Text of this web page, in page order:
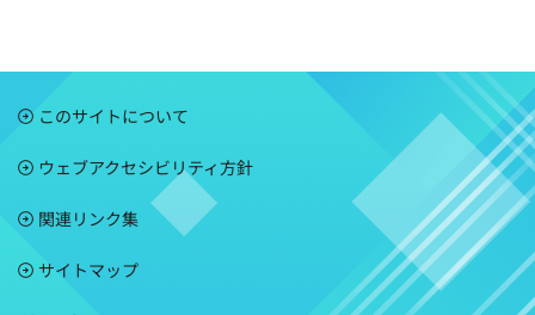
このサイトについて
ウェブアクセシビリティ方針
関連リンク集
サイトマップ